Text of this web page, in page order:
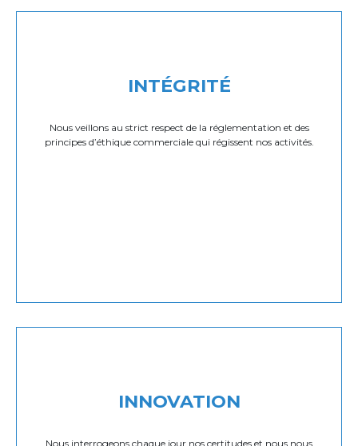
INTÉGRITÉ
Nous veillons au strict respect de la réglementation et des
principes d’éthique commerciale qui régissent nos activités.
INNOVATION
Nous interrogeons chaque jour nos certitudes et nous nous